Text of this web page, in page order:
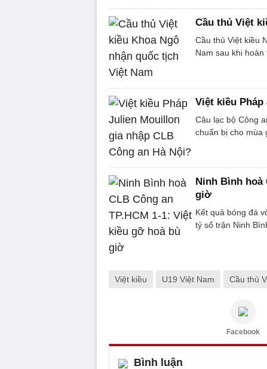
Cầu thủ Việt
Cầu thủ Việt kiều
Nam sau khi hoàn
Việt kiều
Câu lạc bộ Công
chuẩn bị cho mùa
Ninh Bình hoà
giờ
Kết quả bóng đá
tỷ số trận Ninh
Việt kiều U19 Việt Nam Cầu thủ
Facebook
Bình luận